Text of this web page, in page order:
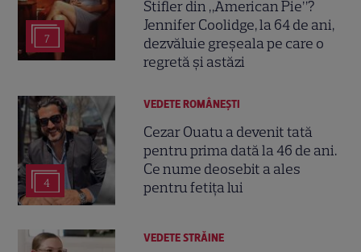
7
Stifler din „American Pie”?
Jennifer Coolidge, la 64 de ani,
dezvăluie greșeala pe care o
regretă și astăzi
4
VEDETE ROMÂNEŞTI
Cezar Ouatu a devenit tată
pentru prima dată la 46 de ani.
Ce nume deosebit a ales
pentru fetița lui
VEDETE STRĂINE